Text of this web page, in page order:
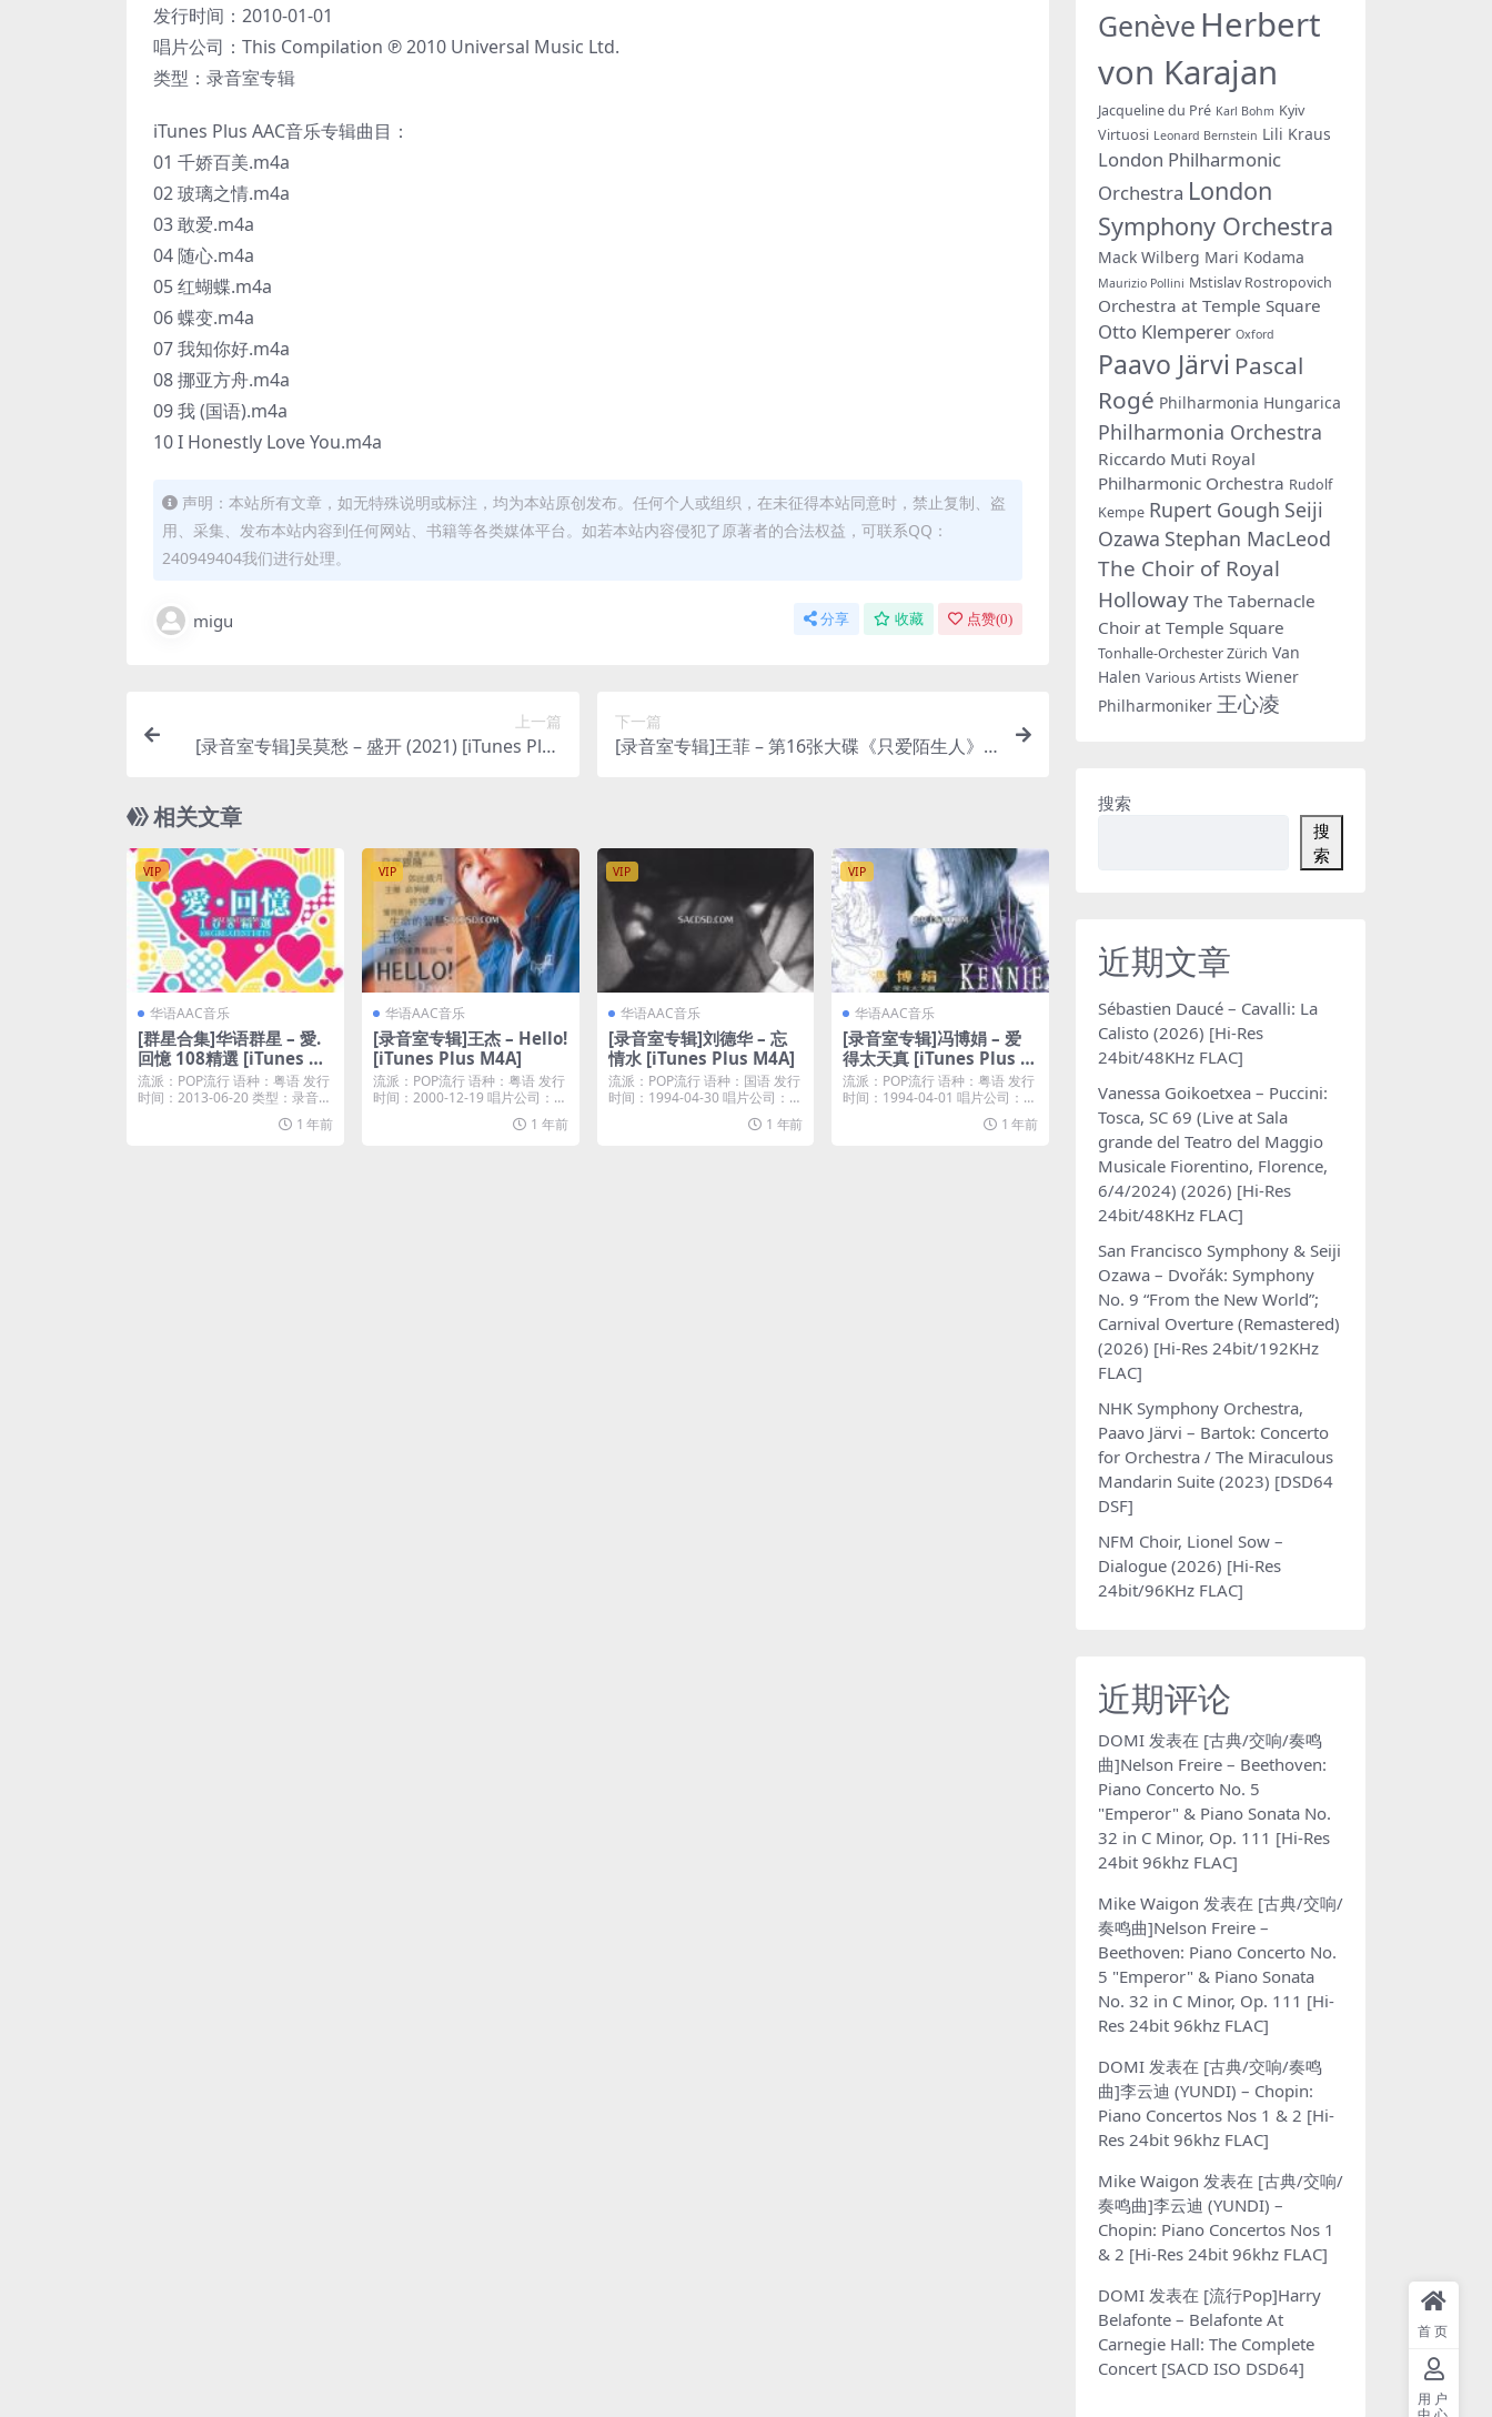
发行时间：2010-01-01
唱片公司：This Compilation ℗ 2010 Universal Music Ltd.
类型：录音室专辑
iTunes Plus AAC音乐专辑曲目：
01 千娇百美.m4a
02 玻璃之情.m4a
03 敢爱.m4a
04 随心.m4a
05 红蝴蝶.m4a
06 蝶变.m4a
07 我知你好.m4a
08 挪亚方舟.m4a
09 我 (国语).m4a
10 I Honestly Love You.m4a
声明：本站所有文章，如无特殊说明或标注，均为本站原创发布。任何个人或组织，在未征得本站同意时，禁止复制、盗
用、采集、发布本站内容到任何网站、书籍等各类媒体平台。如若本站内容侵犯了原著者的合法权益，可联系QQ：
240949404我们进行处理。
migu 分享 收藏 点赞(0)
上一篇
[录音室专辑]吴莫愁 – 盛开 (2021) [iTunes Plus
下一篇
[录音室专辑]王菲 – 第16张大碟《只爱陌生人》
相关文章
VIP
华语AAC音乐
[群星合集]华语群星 – 愛.
回憶 108精選 [iTunes Pl
us M4A]
流派：POP流行 语种：粤语 发行
时间：2013-06-20 类型：录音室
1 年前
VIP
华语AAC音乐
[录音室专辑]王杰 – Hello!
[iTunes Plus M4A]
流派：POP流行 语种：粤语 发行
时间：2000-12-19 唱片公司：英
1 年前
VIP
华语AAC音乐
[录音室专辑]刘德华 – 忘
情水 [iTunes Plus M4A]
流派：POP流行 语种：国语 发行
时间：1994-04-30 唱片公司：E
1 年前
VIP
华语AAC音乐
[录音室专辑]冯博娟 – 爱
得太天真 [iTunes Plus M
4A]
流派：POP流行 语种：粤语 发行
时间：1994-04-01 唱片公司：飞
1 年前
Genève Herbert
von Karajan
Jacqueline du Pré Karl Bohm Kyiv
Virtuosi Leonard Bernstein Lili Kraus
London Philharmonic
Orchestra London
Symphony Orchestra
Mack Wilberg Mari Kodama
Maurizio Pollini Mstislav Rostropovich
Orchestra at Temple Square
Otto Klemperer Oxford
Paavo Järvi Pascal
Rogé Philharmonia Hungarica
Philharmonia Orchestra
Riccardo Muti Royal
Philharmonic Orchestra Rudolf
Kempe Rupert Gough Seiji
Ozawa Stephan MacLeod
The Choir of Royal
Holloway The Tabernacle
Choir at Temple Square
Tonhalle-Orchester Zürich Van
Halen Various Artists Wiener
Philharmoniker 王心凌
搜索
搜
索
近期文章
Sébastien Daucé – Cavalli: La
Calisto (2026) [Hi-Res
24bit/48KHz FLAC]
Vanessa Goikoetxea – Puccini:
Tosca, SC 69 (Live at Sala
grande del Teatro del Maggio
Musicale Fiorentino, Florence,
6/4/2024) (2026) [Hi-Res
24bit/48KHz FLAC]
San Francisco Symphony & Seiji
Ozawa – Dvořák: Symphony
No. 9 “From the New World”;
Carnival Overture (Remastered)
(2026) [Hi-Res 24bit/192KHz
FLAC]
NHK Symphony Orchestra,
Paavo Järvi – Bartok: Concerto
for Orchestra / The Miraculous
Mandarin Suite (2023) [DSD64
DSF]
NFM Choir, Lionel Sow –
Dialogue (2026) [Hi-Res
24bit/96KHz FLAC]
近期评论
DOMI 发表在 [古典/交响/奏鸣
曲]Nelson Freire – Beethoven:
Piano Concerto No. 5
"Emperor" & Piano Sonata No.
32 in C Minor, Op. 111 [Hi-Res
24bit 96khz FLAC]
Mike Waigon 发表在 [古典/交响/
奏鸣曲]Nelson Freire –
Beethoven: Piano Concerto No.
5 "Emperor" & Piano Sonata
No. 32 in C Minor, Op. 111 [Hi-
Res 24bit 96khz FLAC]
DOMI 发表在 [古典/交响/奏鸣
曲]李云迪 (YUNDI) – Chopin:
Piano Concertos Nos 1 & 2 [Hi-
Res 24bit 96khz FLAC]
Mike Waigon 发表在 [古典/交响/
奏鸣曲]李云迪 (YUNDI) –
Chopin: Piano Concertos Nos 1
& 2 [Hi-Res 24bit 96khz FLAC]
DOMI 发表在 [流行Pop]Harry
Belafonte – Belafonte At
Carnegie Hall: The Complete
Concert [SACD ISO DSD64]
首页
用户